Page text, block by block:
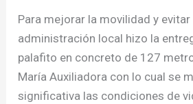
Para mejorar la movilidad y
administración local hizo la
palafito en concreto de 127
María Auxiliadora con lo cual se
significativa las condiciones de